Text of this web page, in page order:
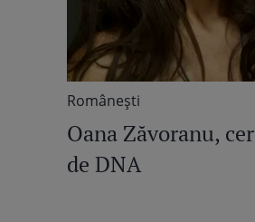
Româneşti
Oana Zăvoranu,
de DNA